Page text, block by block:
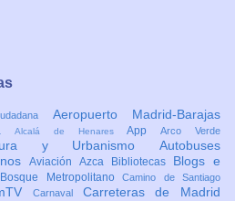
Aeropuerto Madrid-Barajas
Alcalá de HenaresAppArco Verde
y Urbanismo Autobuses
Aviación Azca Bibliotecas Blogs e
Bosque MetropolitanoCamino de Santiago
Carnaval Carreteras de Madrid